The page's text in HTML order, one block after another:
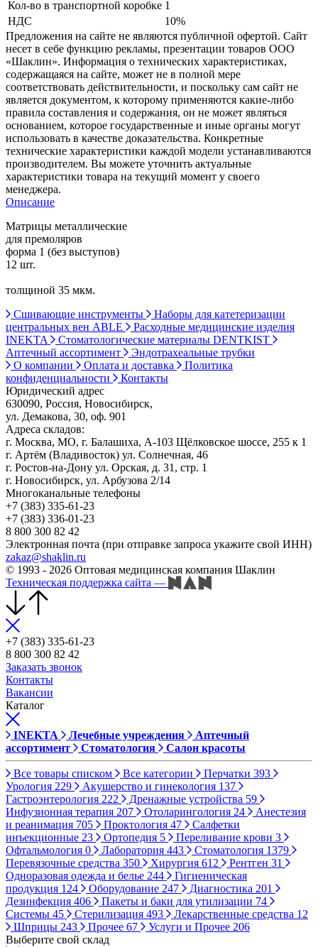
Кол-во в транспортной коробке 1
НДС
10%
Предложения на сайте не являются публичной офертой. Сайт
несет в себе функцию рекламы, презентации товаров ООО
«Шаклин». Информация о технических характеристиках,
содержащаяся на сайте, может не в полной мере
соответствовать действительности, и поскольку сам сайт не
является документом, к которому применяются какие-либо
правила составления и содержания, он не может являться
основанием, которое государственные и иные органы могут
использовать в качестве доказательства. Конкретные
технические характеристики каждой модели устанавливаются
производителем. Вы можете уточнить актуальные
характеристики товара на текущий момент у своего
менеджера.
Описание
Матрицы металлические
для премоляров
форма 1 (без выступов)
12 шт.
толщиной 35 мкм.
Сшивающие инструменты
Наборы для катетеризации
центральных вен ABLE
Расходные медицинские изделия
INEKTA
Стоматологические материалы DENTKIST
Аптечный ассортимент
Эндотрахеальные трубки
О компании
Оплата и доставка
Политика
конфиденциальности
Контакты
Юридический адрес
630090, Россия, Новосибирск,
ул. Демакова, 30, оф. 901
Адреса складов:
г. Москва, МО, г. Балашиха, А-103 Щёлковское шоссе, 255 к 1
г. Артём (Владивосток) ул. Солнечная, 46
г. Ростов-на-Дону ул. Орская, д. 31, стр. 1
г. Новосибирск, ул. Арбузова 2/14
Многоканальные телефоны
+7 (383) 335-61-23
+7 (383) 336-01-23
8 800 300 82 42
Электронная почта (при отправке запроса укажите свой ИНН)
zakaz@shaklin.ru
© 1993 - 2026 Оптовая медицинская компания Шаклин
Техническая поддержка сайта —
+7 (383) 335-61-23
8 800 300 82 42
Заказать звонок
Контакты
Вакансии
Каталог
INEKTA Лечебные учреждения
Аптечный
ассортимент
Стоматология Салон красоты
Все товары списком Все категории Перчатки 393
Урология 229 Акушерство и гинекология 137
Гастроэнтерология 222 Дренажные устройства 59
Инфузионная терапия 207 Отоларингология 24
Анестезия
и реанимация 705 Проктология 47
Салфетки
инъекционные 23 Ортопедия 5 Переливание крови 3
Офтальмология 0 Лаборатория 443 Стоматология 1379
Перевязочные средства 350 Хирургия 612 Рентген 31
Одноразовая одежда и белье 244
Гигиеническая
продукция 124 Оборудование 247 Диагностика 201
Дезинфекция 406 Пакеты и баки для утилизации 74
Системы 45 Стерилизация 493 Лекарственные средства 12
Шприцы 243 Прочее 67 Услуги и Прочее 206
Выберите свой склад